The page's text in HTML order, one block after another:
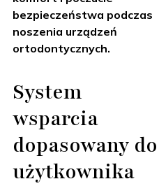
bezpieczeństwa podczas
noszenia urządzeń
ortodontycznych.
System
wsparcia
dopasowany do
użytkownika